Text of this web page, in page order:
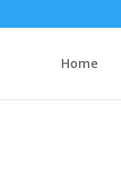
Home